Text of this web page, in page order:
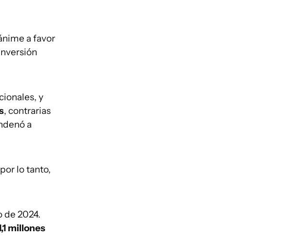
a favor
y
, contrarias
a
lo tanto,
de 2024.
millones